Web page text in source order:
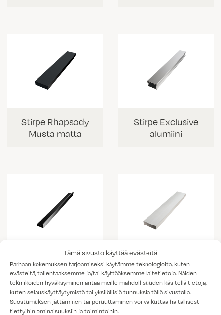
Tämä sivusto käyttää evästeitä
Parhaan kokemuksen tarjoamiseksi käytämme teknologioita, kuten
evästeitä, tallentaaksemme ja/tai käyttääksemme laitetietoja. Näiden
tekniikoiden hyväksyminen antaa meille mahdollisuuden käsitellä tietoja,
kuten selauskäyttäytymistä tai yksilöllisiä tunnuksia tällä sivustolla.
Suostumuksen jättäminen tai peruuttaminen voi vaikuttaa haitallisesti
tiettyihin ominaisuuksiin ja toimintoihin.
Stirpe Rhapsody
Musta matta
Stirpe Exclusive
alumiini
Stirpe Slim
musta
Stirpe Exclusive
valkoinen